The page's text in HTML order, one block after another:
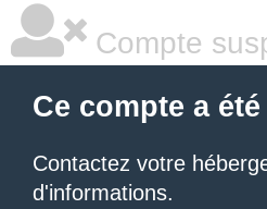
Compte
Ce compte a
Contactez votre
d'informations.